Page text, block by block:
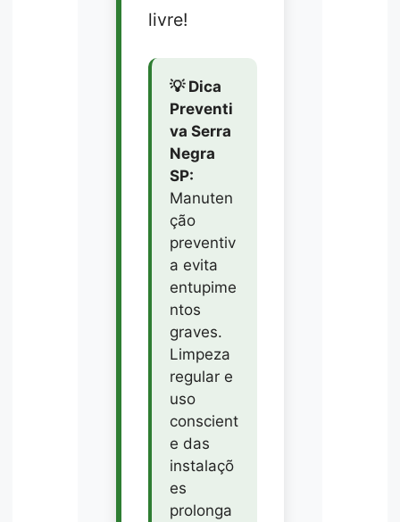
livre!
💡 Dica
Preventi
va Serra
Negra
SP:
Manuten
ção
preventiv
a evita
entupime
ntos
graves.
Limpeza
regular e
uso
conscient
e das
instalaçõ
es
prolonga